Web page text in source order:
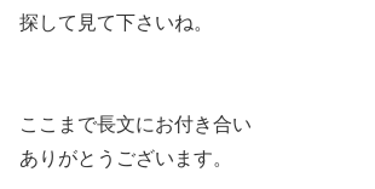
探して見て下さいね。
ここまで長文にお付き合い
ありがとうございます。